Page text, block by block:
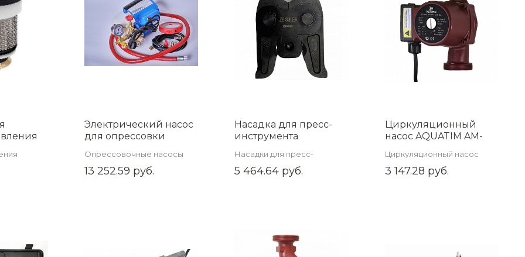
；
Электрический насос
для опрессовки
(Опрессовочный
аппарат) 250 Вт, 3л/
Опрессовочные насосы
13 252.59 руб.
Насадка для пресс-
инструмента
стандарт V.28мм
ZEISSLER ZTI.591V.28
Насадки для пресс-
инструмента
5 464.64 руб.
Циркуляционный
насос AQUATIM AM-
Циркуляционный насос
3 147.28 руб.